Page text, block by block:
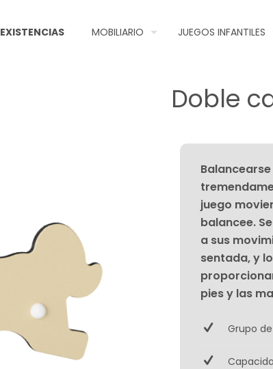
EXISTENCIAS MOBILIARIO JUEGOS INFANTILES
Doble
juego
balancee.
a sus
sentada, y
pies y las
Grupo